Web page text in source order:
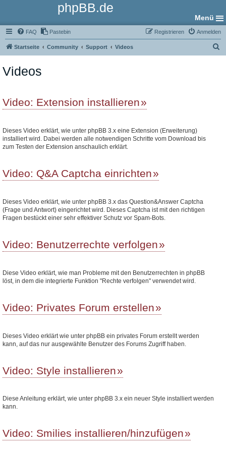
phpBB.de
Menü
FAQ Pastebin Anmelden
Registrieren
Startseite Community Support Videos
Videos
Video: Extension installieren
Dieses Video erklärt, wie unter phpBB 3.x eine Extension (Erweiterung)
installiert wird. Dabei werden alle notwendigen Schritte vom Download bis
zum Testen der Extension anschaulich erklärt.
Video: Q&A Captcha einrichten
Dieses Video erklärt, wie unter phpBB 3.x das Question&Answer Captcha
(Frage und Antwort) eingerichtet wird. Dieses Captcha ist mit den richtigen
Fragen bestückt einer sehr effektiver Schutz vor Spam-Bots.
Video: Benutzerrechte verfolgen
Diese Video erklärt, wie man Probleme mit den Benutzerrechten in phpBB
löst, in dem die integrierte Funktion "Rechte verfolgen" verwendet wird.
Video: Privates Forum erstellen
Dieses Video erklärt wie unter phpBB ein privates Forum erstellt werden
kann, auf das nur ausgewählte Benutzer des Forums Zugriff haben.
Video: Style installieren
Diese Anleitung erklärt, wie unter phpBB 3.x ein neuer Style installiert werden
kann.
Video: Smilies installieren/hinzufügen